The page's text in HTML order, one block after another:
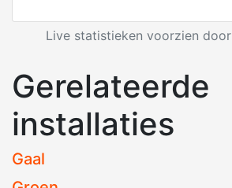
Live statistieken voorzien door
Gerelateerde
installaties
Gaal